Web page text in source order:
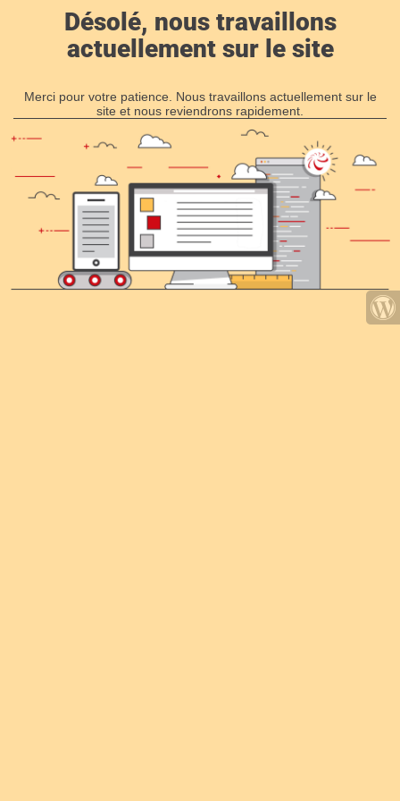
Désolé, nous travaillons
actuellement sur le site
Merci pour votre patience. Nous travaillons actuellement sur le
site et nous reviendrons rapidement.